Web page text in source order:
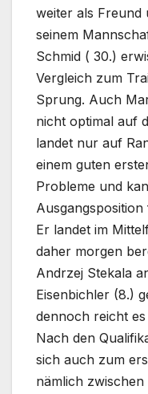
weiter als Freund
seinem
Schmid ( 30.)
Vergleich zum
Sprung. Auch
nicht optimal auf
landet nur auf
einem guten
Probleme und
Er landet im
daher morgen
Andrzej Stekala
Eisenbichler (8.)
dennoch reicht
Nach den
sich auch zum
nämlich